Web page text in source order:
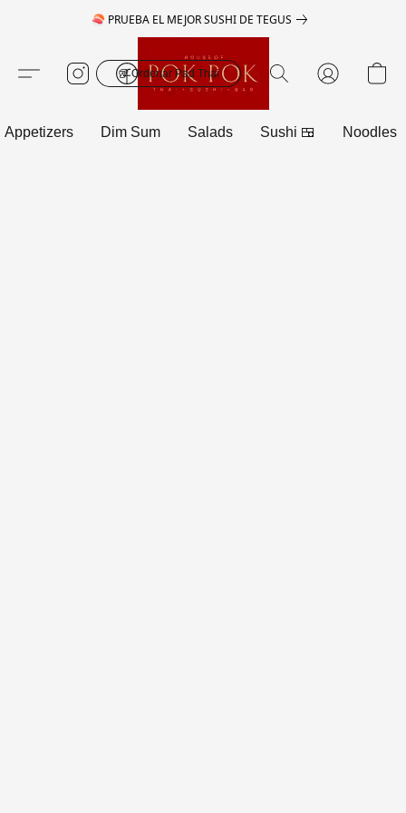
🍣 PRUEBA EL MEJOR SUSHI DE TEGUS
🥡 Ordenar Pad Thai
Appetizers Dim Sum Salads Sushi 🍱 Noodles